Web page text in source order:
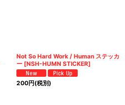
Not So Hard Work / Human ステッカ
ー [NSH-HUMN STICKER]
200円(税別)